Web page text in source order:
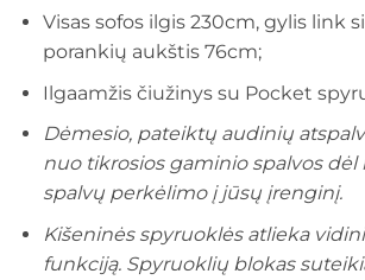
Visas sofos ilgis 230cm, gylis link
porankių aukštis 76cm;
Ilgaamžis čiužinys su Pocket
Dėmesio, pateiktų audinių
nuo tikrosios gaminio spalvos
spalvų perkėlimo į jūsų įrenginį.
Kišeninės spyruoklės atlieka
funkciją. Spyruoklių blokas